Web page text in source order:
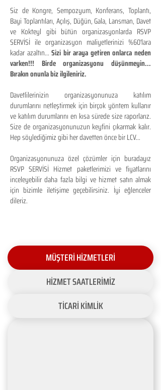
Siz de Kongre, Sempozyum, Konferans, Toplantı,
Bayi Toplantıları, Açılış, Düğün, Gala, Lansman, Davet
ve Kokteyl gibi bütün organizasyonlarda RSVP
SERVİSİ ile organizasyon maliyetlerinizi %60'lara
kadar azaltın...Sizi bir araya getiren onlarca neden
varken!!! Birde organizasyonu düşünmeyin...
Bırakın onunla biz ilgileniriz.
Davetlilerinizin organizasyonunuza katılım
durumlarını netleştirmek için birçok yöntem kullanır
ve katılım durumlarını en kısa sürede size raporlarız.
Size de organizasyonunuzun keyfini çıkarmak kalır.
Hep söylediğimiz gibi her davetten önce bir LCV...
Organizasyonunuza özel çözümler için buradayız
RSVP SERVİSİ Hizmet paketlerimizi ve fiyatlarını
inceleyebilir daha fazla bilgi ve hizmet satın almak
için bizimle iletişime geçebilirsiniz. İyi eğlenceler
dileriz.
MÜŞTERİ HİZMETLERİ
HİZMET SAATLERİMİZ
TİCARİ KİMLİK